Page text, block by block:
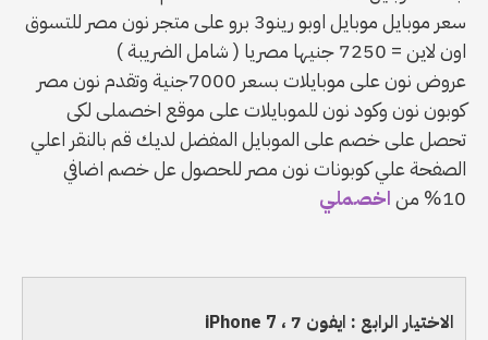
سعر موبايل موبايل اوبو رينو3 برو على متجر نون مصر للتسوق
اون لاين = 7250 جنيها مصريا ( شامل الضريبة )
عروض نون على موبايلات بسعر 7000جنية وتقدم نون مصر
كوبون نون وكود نون للموبايلات على موقع اخصملى لكى
تحصل على خصم على الموبايل المفضل لديك قم بالنقر اعلي
الصفحة علي كوبونات نون مصر للحصول عل خصم اضافي
10% من
اخصملي
الاختيار الرابع : ايفون 7 ، iPhone 7